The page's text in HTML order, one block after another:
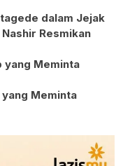
dalam Jejak
Resmikan
yang Meminta
Meminta